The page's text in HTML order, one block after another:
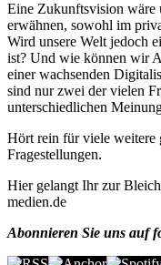
Eine Zukunftsvision wäre
erwähnen, sowohl im
Wird unsere Welt jedoch
ist? Und wie können wir
einer wachsenden
sind nur zwei der vielen
unterschiedlichen
Hört rein für viele weitere
Fragestellungen.
Hier gelangt Ihr zur
medien.de
Abonnieren Sie uns auf